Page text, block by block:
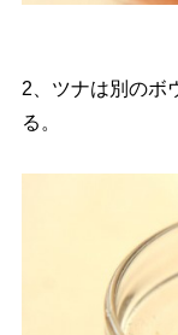
2、ツナは別のボ
る。